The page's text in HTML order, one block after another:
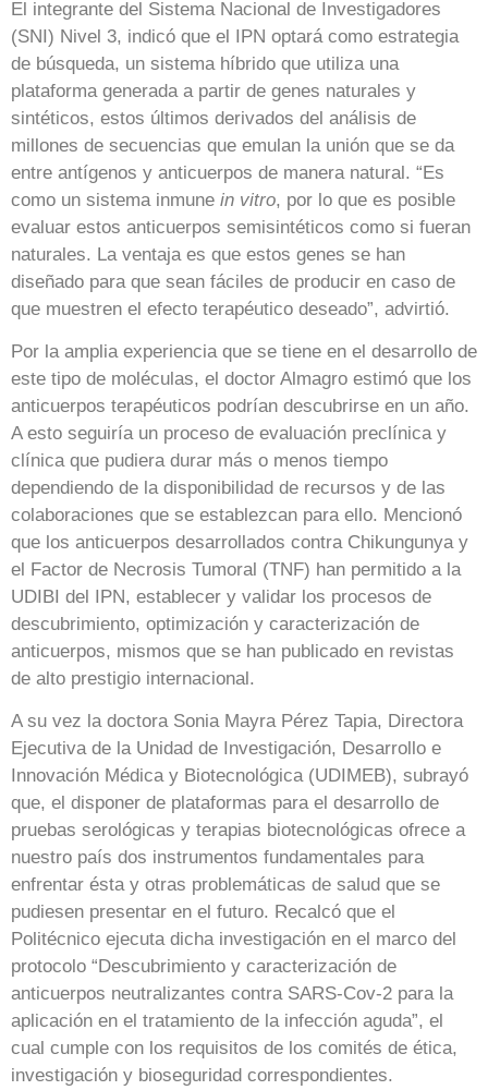
El integrante del Sistema Nacional de Investigadores
(SNI) Nivel 3, indicó que el IPN optará como estrategia
de búsqueda, un sistema híbrido que utiliza una
plataforma generada a partir de genes naturales y
sintéticos, estos últimos derivados del análisis de
millones de secuencias que emulan la unión que se da
entre antígenos y anticuerpos de manera natural. “Es
como un sistema inmune in vitro, por lo que es posible
evaluar estos anticuerpos semisintéticos como si fueran
naturales. La ventaja es que estos genes se han
diseñado para que sean fáciles de producir en caso de
que muestren el efecto terapéutico deseado”, advirtió.
Por la amplia experiencia que se tiene en el desarrollo de
este tipo de moléculas, el doctor Almagro estimó que los
anticuerpos terapéuticos podrían descubrirse en un año.
A esto seguiría un proceso de evaluación preclínica y
clínica que pudiera durar más o menos tiempo
dependiendo de la disponibilidad de recursos y de las
colaboraciones que se establezcan para ello. Mencionó
que los anticuerpos desarrollados contra Chikungunya y
el Factor de Necrosis Tumoral (TNF) han permitido a la
UDIBI del IPN, establecer y validar los procesos de
descubrimiento, optimización y caracterización de
anticuerpos, mismos que se han publicado en revistas
de alto prestigio internacional.
A su vez la doctora Sonia Mayra Pérez Tapia, Directora
Ejecutiva de la Unidad de Investigación, Desarrollo e
Innovación Médica y Biotecnológica (UDIMEB), subrayó
que, el disponer de plataformas para el desarrollo de
pruebas serológicas y terapias biotecnológicas ofrece a
nuestro país dos instrumentos fundamentales para
enfrentar ésta y otras problemáticas de salud que se
pudiesen presentar en el futuro. Recalcó que el
Politécnico ejecuta dicha investigación en el marco del
protocolo “Descubrimiento y caracterización de
anticuerpos neutralizantes contra SARS-Cov-2 para la
aplicación en el tratamiento de la infección aguda”, el
cual cumple con los requisitos de los comités de ética,
investigación y bioseguridad correspondientes.